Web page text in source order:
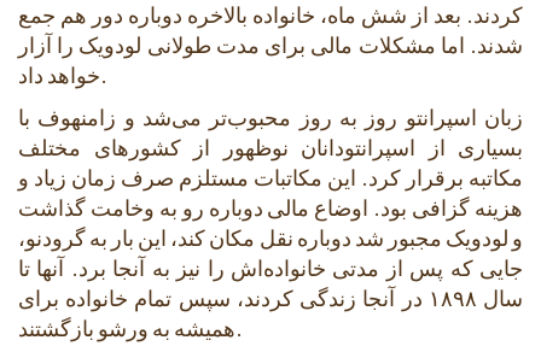
کردند. بعد از شش ماه، خانواده بالاخره دوباره دور هم جمع
شدند. اما مشکلات مالی برای مدت طولانی لودویک را آزار
خواهد داد.
زبان اسپرانتو روز به روز محبوب‌تر می‌شد و زامنهوف با
بسیاری از اسپرانتودانان نوظهور از کشورهای مختلف
مکاتبه برقرار کرد. این مکاتبات مستلزم صرف زمان زیاد و
هزینه گزافی بود. اوضاع مالی دوباره رو به وخامت گذاشت
و لودویک مجبور شد دوباره نقل مکان کند، این بار به گرودنو،
جایی که پس از مدتی خانواده‌اش را نیز به آنجا برد. آنها تا
سال ۱۸۹۸ در آنجا زندگی کردند، سپس تمام خانواده برای
همیشه به ورشو بازگشتند.